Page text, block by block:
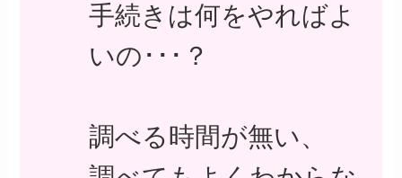
手続きは何をやればよ
いの･･･？
調べる時間が無い、